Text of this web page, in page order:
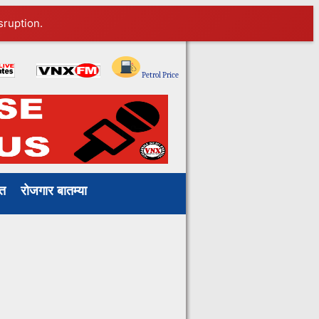
रोजगार बातम्या